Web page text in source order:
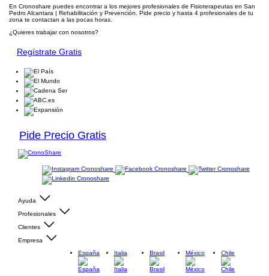
En Cronoshare puedes encontrar a los mejores profesionales de Fisioterapeutas en San
Pedro Alcantara | Rehabilitación y Prevención. Pide precio y hasta 4 profesionales de tu
zona te contactan a las pocas horas.
¿Quieres trabajar con nosotros?
Regístrate Gratis
Pide Precio Gratis
Ayuda
Profesionales
Clientes
Empresa
España
Italia Brasil México Chile